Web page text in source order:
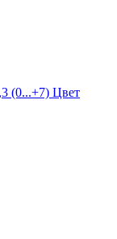
(0...+7) Цвет